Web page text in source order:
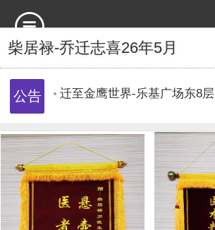
柴居禄-乔迁志喜26年5月
迁至金鹰世界-乐基广场东8层
迁至金鹰世界-乐基广场东8层